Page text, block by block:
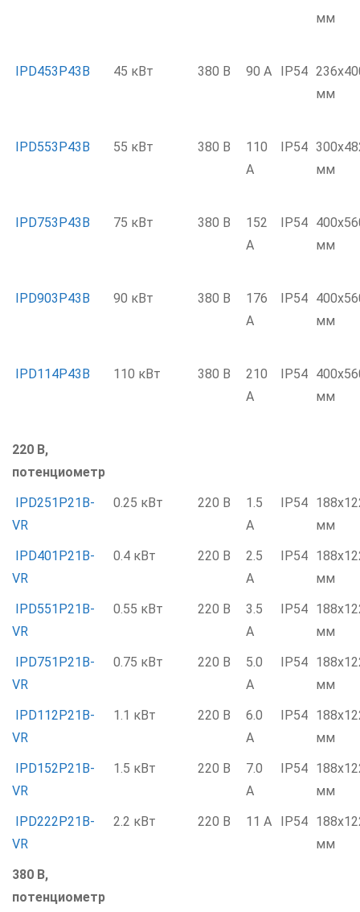
мм
IPD453P43B 45 кВт 380 В 90 А IP54
мм
IPD553P43B 55 кВт 380 В
110
А
IP54
мм
IPD753P43B 75 кВт 380 В
152
А
IP54
мм
IPD903P43B 90 кВт 380 В
176
А
IP54
мм
IPD114P43B 110 кВт 380 В
210
А
IP54
мм
220 В,
потенциометр
IPD251P21B-
VR
0.25 кВт 220 В
1.5
А
IP54
мм
IPD401P21B-
VR
0.4 кВт 220 В
2.5
А
IP54
мм
IPD551P21B-
VR
0.55 кВт 220 В
3.5
А
IP54
мм
IPD751P21B-
VR
0.75 кВт 220 В
5.0
А
IP54
мм
IPD112P21B-
VR
1.1 кВт 220 В
6.0
А
IP54
мм
IPD152P21B-
VR
1.5 кВт 220 В
7.0
А
IP54
мм
IPD222P21B-
VR
2.2 кВт 220 В 11 А IP54
мм
380 В,
потенциометр